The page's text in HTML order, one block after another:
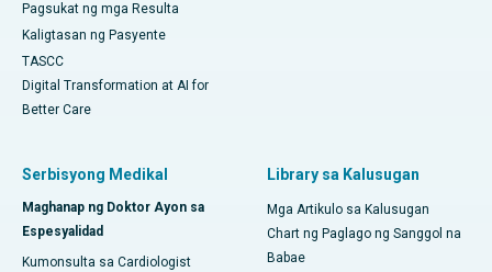
Pagsukat ng mga Resulta
Kaligtasan ng Pasyente
TASCC
Digital Transformation at AI for
Better Care
Serbisyong Medikal
Maghanap ng Doktor Ayon sa
Espesyalidad
Kumonsulta sa Cardiologist
Library sa Kalusugan
Mga Artikulo sa Kalusugan
Chart ng Paglago ng Sanggol na
Babae